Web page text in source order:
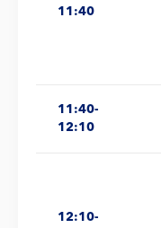
11:40
11:40-
12:10
12:10-